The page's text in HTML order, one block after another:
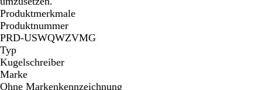
Produktmerkmale
Produktnummer
PRD-USWQWZVMG
Typ
Kugelschreiber
Marke
Ohne Markenkennzeichnung